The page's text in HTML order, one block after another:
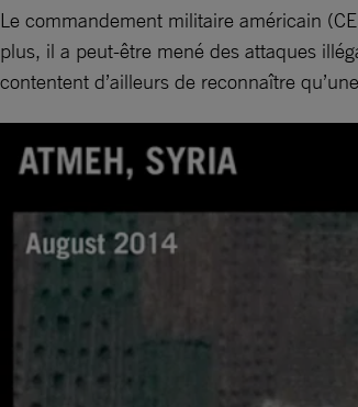
Le commandement militaire américain
plus, il a peut-être mené des attaques
contentent d’ailleurs de reconnaître